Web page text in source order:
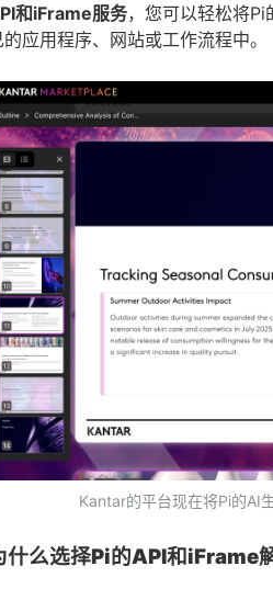
和iFrame服务，您可以轻松将
的应用程序、网站或工作流程中。
Kantar的平台现在将Pi的AI
什么选择Pi的API和iFrame